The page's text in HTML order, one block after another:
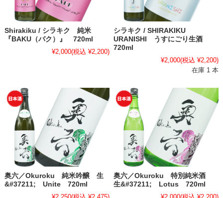
Shirakiku / シラキク 純米
『BAKU（バク）』 720ml
¥2,000(税込 ¥2,200)
シラキク / SHIRAKIKU
URANISHI うすにごり生酒
720ml
¥2,000(税込 ¥2,200)
在庫 1 本
奥六／Okuroku 純米吟醸 生
&#37211; Unite 720ml
奥六／Okuroku 特別純米酒
生&#37211; Lotus 720ml